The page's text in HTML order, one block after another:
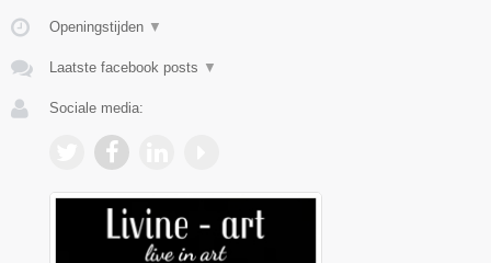
Openingstijden ▼
Laatste facebook posts ▼
Sociale media: